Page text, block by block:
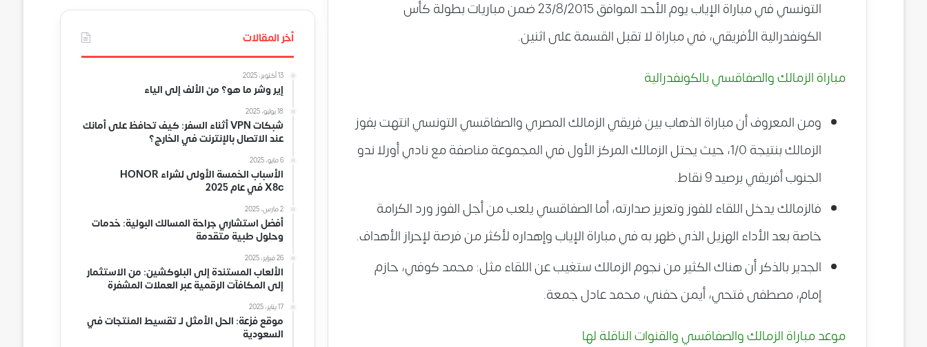
التونسي في مباراة الإياب يوم الأحد الموافق 23/8/2015 ضمن مباريات بطولة كأس
الكونفدرالية الأفريقي، في مباراة لا تقبل القسمة على اثنين.
مباراة الزمالك والصفاقسي بالكونفدرالية
ومن المعروف أن مباراة الذهاب بين فريقي الزمالك المصري والصفاقسي التونسي انتهت بفوز
الزمالك بنتيجة 1/0، حيث يحتل الزمالك المركز الأول في المجموعة مناصفة مع نادي أورلا ندو
الجنوب أفريقي برصيد 9 نقاط.
فالزمالك يدخل اللقاء للفوز وتعزيز صدارته، أما الصفاقسي يلعب من أجل الفوز ورد الكرامة
خاصة بعد الأداء الهزيل الذي ظهر به في مباراة الإياب وإهداره لأكثر من فرصة لإحراز الأهداف.
الجدير بالذكر أن هناك الكثير من نجوم الزمالك ستغيب عن اللقاء مثل: محمد كوفي، حازم
إمام، مصطفى فتحي، أيمن حفني، محمد عادل جمعة.
موعد مباراة الزمالك والصفاقسي والقنوات الناقلة لها
أخر المقالات
13 أكتوبر، 2025
إير وشر ما هو؟ من الألف إلى الياء
18 يوليو، 2025
شبكات VPN أثناء السفر: كيف تحافظ على أمانك
عند الاتصال بالإنترنت في الخارج؟
6 مايو، 2025
الأسباب الخمسة الأولى لشراء HONOR
X8c في عام 2025
2 مارس، 2025
أفضل استشاري جراحة المسالك البولية: خدمات
وحلول طبية متقدمة
26 فبراير، 2025
الألعاب المستندة إلى البلوكشين: من الاستثمار
إلى المكافآت الرقمية عبر العملات المشفرة
17 يناير، 2025
موقع فزعة: الحل الأمثل لـ تقسيط المنتجات في
السعودية